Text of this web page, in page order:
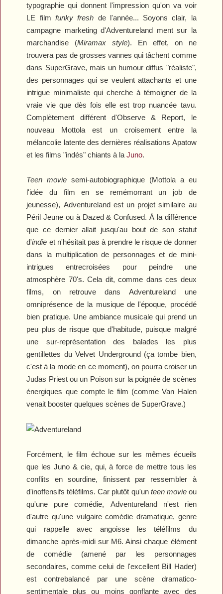
typographie qui donnent l'impression qu'on va voir
LE film funky fresh de l'année... Soyons clair, la
campagne marketing d'Adventureland ment sur la
marchandise (Miramax style). En effet, on ne
trouvera pas de grosses vannes qui tâchent comme
dans SuperGrave, mais un humour diffus "réaliste",
des personnages qui se veulent attachants et une
intrigue minimaliste qui cherche à témoigner de la
vraie vie que dès fois elle est trop nuancée tavu.
Complètement différent d'Observe & Report, le
nouveau Mottola est un croisement entre la
mélancolie latente des dernières réalisations Apatow
et les films "indés" chiants à laJuno.
Teen movie semi-autobiographique (Mottola a eu
l'idée du film en se remémorrant un job de
jeunesse), Adventurelandest un projet similaire au
Péril Jeune ou à Dazed & Confused. À la différence
que ce dernier allait jusqu'au bout de son statut
d'indie et n'hésitait pas à prendre le risque de donner
dans la multiplication de personnages et de mini-
intrigues entrecroisées pour peindre une
atmosphère 70's. Cela dit, comme dans ces deux
films, on retrouve dansAdventureland une
omniprésence de la musique de l'époque, procédé
bien pratique. Une ambiance musicale qui prend un
peu plus de risque que d'habitude, puisque malgré
une sur-représentation des balades les plus
gentillettes du Velvet Underground (ça tombe bien,
c'est à la mode en ce moment), on pourra croiser un
Judas Priest ou un Poison sur la poignée de scènes
énergiques que compte le film (comme Van Halen
venait booster quelques scènes de SuperGrave.)
Forcément, le film échoue sur les mêmes écueils
que lesJuno & cie, qui, à force de mettre tous les
conflits en sourdine, finissent par ressembler à
d'inoffensifs téléfilms. Car plutôt qu'un teen movieou
qu'une pure comédie, Adventurelandn'est rien
d'autre qu'une vulgaire comédie dramatique, genre
qui rappelle avec angoisse les téléfilms du
dimanche après-midi sur M6. Ainsi chaque élément
de comédie (amené par les personnages
secondaires, comme celui de l'excellent Bill Hader)
est contrebalancé par une scène dramatico-
sentimentale plus ou moins gonflante avec des